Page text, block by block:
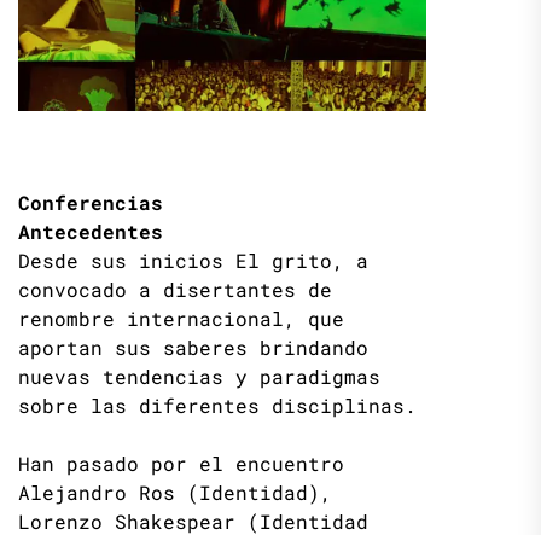
Conferencias
Antecedentes
Desde sus inicios El grito, a
convocado a disertantes de
renombre internacional, que
aportan sus saberes brindando
nuevas tendencias y paradigmas
sobre las diferentes disciplinas.
Han pasado por el encuentro
Alejandro Ros (Identidad),
Lorenzo Shakespear (Identidad